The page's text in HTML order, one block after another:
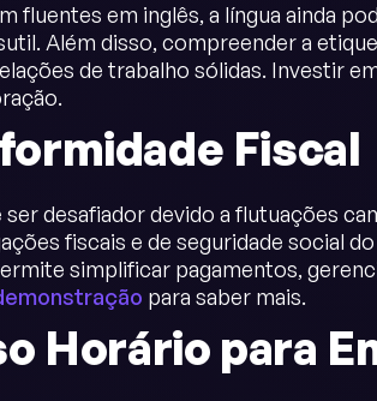
em inglês, a língua ainda
Além disso, compreender a
de trabalho sólidas. Investir
Fiscal
desafiador devido a flutuações
fiscais e de seguridade social
simplificar pagamentos,
para saber mais.
Horário para